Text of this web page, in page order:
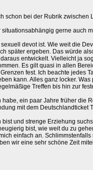
schon bei der Rubrik zwischen
situationsabhängig gerne auch
devot ist. Wie weit die
später ergeben. Das würde
entwickelt. Vielleicht ja
Es gilt quasi in allen
fest. Ich beachte jedes
kann. Alles ganz locker.
Treffen bis hin zur
habe, ein paar Jahre früher die
mit dem Deutschlandticket
und strenge Erziehung
bist, wie weit du zu
einfach an.
wir eine sehr schöne Zeit